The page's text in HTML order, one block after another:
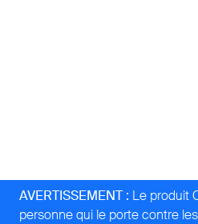
AVERTISSEMENT : Le produit
personne qui le porte contre